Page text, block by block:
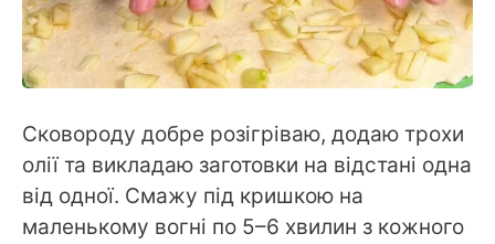
Сковороду добре розігріваю, додаю трохи
олії та викладаю заготовки на відстані одна
від одної. Смажу під кришкою на
маленькому вогні по 5–6 хвилин з кожного